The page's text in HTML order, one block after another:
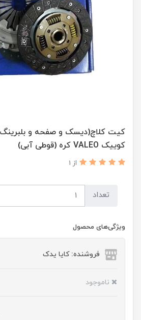
کوییک VALEO کره (قوطی آبی)
از 1
تعداد
ویژگی‌های محصول
فروشنده: کایا یدک
ناموجود